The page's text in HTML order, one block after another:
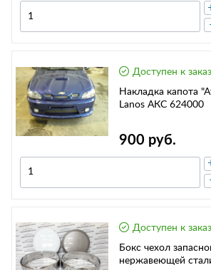
Доступен к
Накладка капота
Lanos АКС 624000
900 руб.
Доступен к
Бокс чехол
нержавеющей